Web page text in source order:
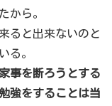
から。
ると出来ないのと
る。
事を断ろうとする
強をすることは当